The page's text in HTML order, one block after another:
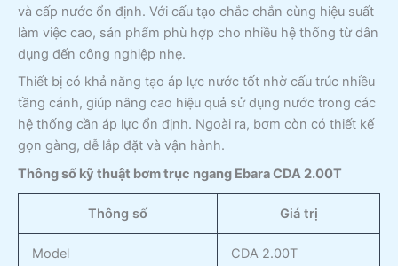
và cấp nước ổn định. Với cấu tạo chắc chắn cùng hiệu suất
làm việc cao, sản phẩm phù hợp cho nhiều hệ thống từ dân
dụng đến công nghiệp nhẹ.
Thiết bị có khả năng tạo áp lực nước tốt nhờ cấu trúc nhiều
tầng cánh, giúp nâng cao hiệu quả sử dụng nước trong các
hệ thống cần áp lực ổn định. Ngoài ra, bơm còn có thiết kế
gọn gàng, dễ lắp đặt và vận hành.
Thông số kỹ thuật bơm trục ngang Ebara CDA 2.00T
Thông số Giá trị
Model CDA 2.00T